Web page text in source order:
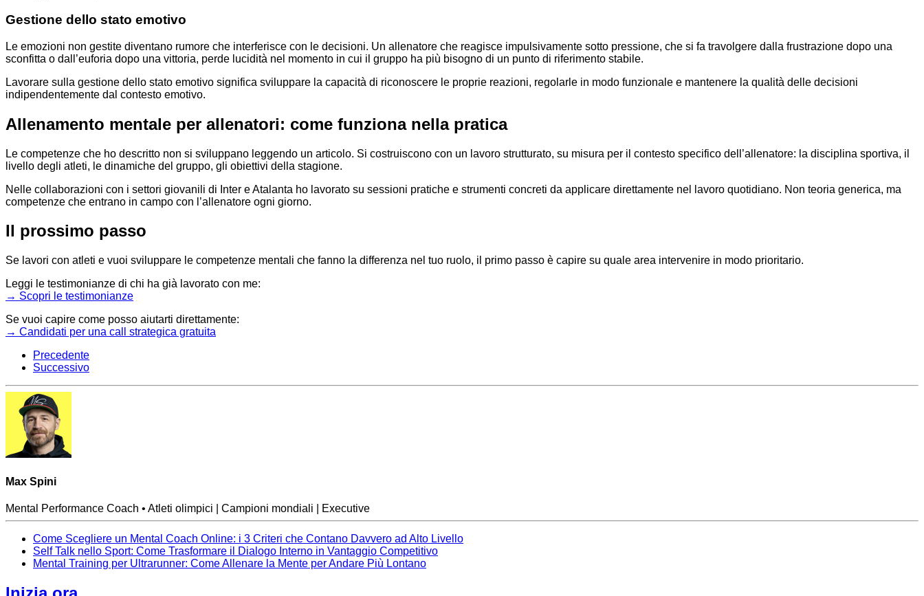
Gestione dello stato emotivo
Le emozioni non gestite diventano rumore che interferisce con le decisioni. Un allenatore che reagisce impulsivamente sotto pressione, che si fa travolgere dalla frustrazione dopo una
sconfitta o dall’euforia dopo una vittoria, perde lucidità nel momento in cui il gruppo ha più bisogno di un punto di riferimento stabile.
Lavorare sulla gestione dello stato emotivo significa sviluppare la capacità di riconoscere le proprie reazioni, regolarle in modo funzionale e mantenere la qualità delle decisioni
indipendentemente dal contesto emotivo.
Allenamento mentale per allenatori: come funziona nella pratica
Le competenze che ho descritto non si sviluppano leggendo un articolo. Si costruiscono con un lavoro strutturato, su misura per il contesto specifico dell’allenatore: la disciplina sportiva, il
livello degli atleti, le dinamiche del gruppo, gli obiettivi della stagione.
Nelle collaborazioni con i settori giovanili di Inter e Atalanta ho lavorato su sessioni pratiche e strumenti concreti da applicare direttamente nel lavoro quotidiano. Non teoria generica, ma
competenze che entrano in campo con l’allenatore ogni giorno.
Il prossimo passo
Se lavori con atleti e vuoi sviluppare le competenze mentali che fanno la differenza nel tuo ruolo, il primo passo è capire su quale area intervenire in modo prioritario.
Leggi le testimonianze di chi ha già lavorato con me:
→ Scopri le testimonianze
Se vuoi capire come posso aiutarti direttamente:
→ Candidati per una call strategica gratuita
Precedente
Successivo
Max Spini
Mental Performance Coach • Atleti olimpici | Campioni mondiali | Executive
Come Scegliere un Mental Coach Online: i 3 Criteri che Contano Davvero ad Alto Livello
Self Talk nello Sport: Come Trasformare il Dialogo Interno in Vantaggio Competitivo
Mental Training per Ultrarunner: Come Allenare la Mente per Andare Più Lontano